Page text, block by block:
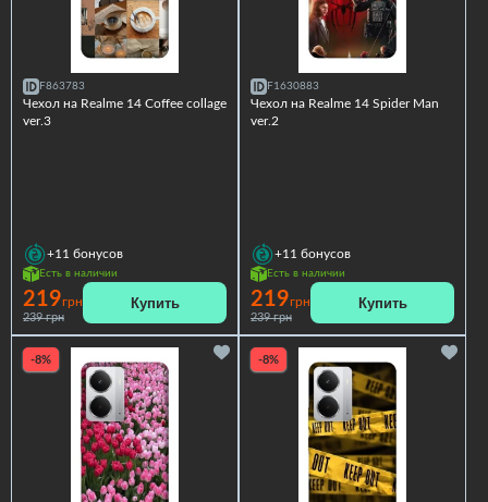
F863783
Чехол на Realme 14 Coffee collage
ver.3
+11 бонусов
Есть в наличии
219грн
239 грн
Купить
F1630883
Чехол на Realme 14 Spider Man
ver.2
+11 бонусов
Есть в наличии
219грн
239 грн
Купить
-8% -8%